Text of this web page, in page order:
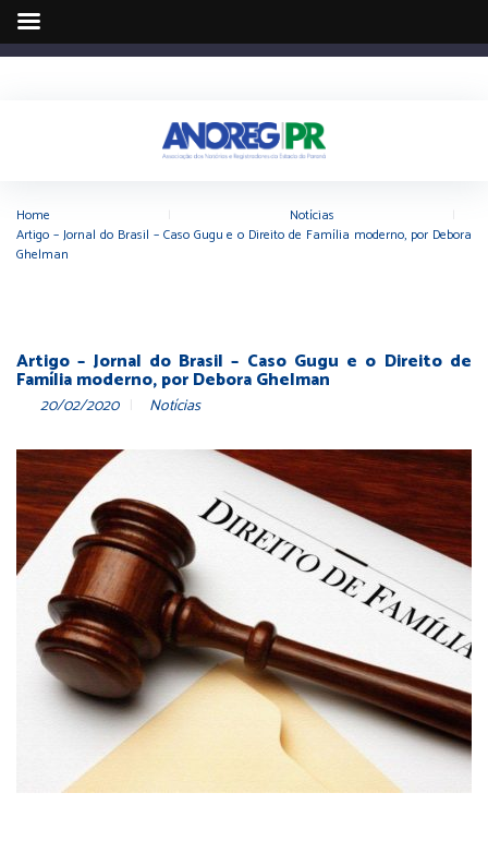
Home Notícias
Artigo – Jornal do Brasil – Caso Gugu e o Direito de Família moderno, por Debora
Ghelman
Artigo – Jornal do Brasil – Caso Gugu e o Direito de
Família moderno, por Debora Ghelman
20/02/2020 Notícias